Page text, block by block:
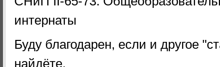
интернаты
Буду благодарен, если и другое
найдёте.